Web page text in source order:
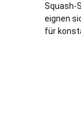
Squash-
eignen
für